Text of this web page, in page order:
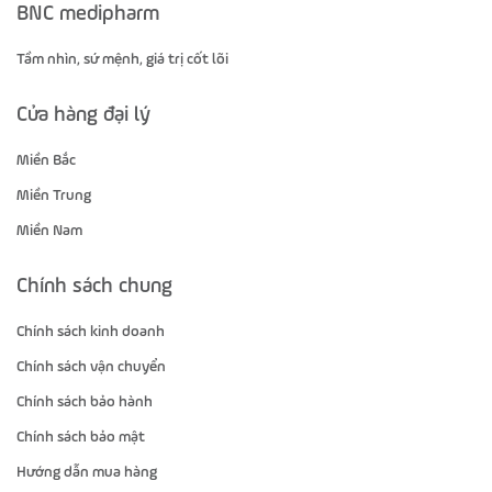
BNC medipharm
Tầm nhìn, sứ mệnh, giá trị cốt lõi
Cửa hàng đại lý
Miền Bắc
Miền Trung
Miền Nam
Chính sách chung
Chính sách kinh doanh
Chính sách vận chuyển
Chính sách bảo hành
Chính sách bảo mật
Hướng dẫn mua hàng